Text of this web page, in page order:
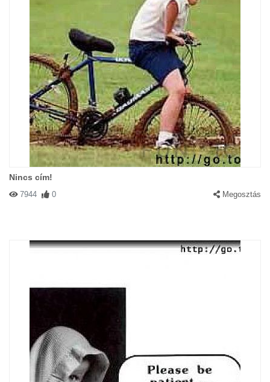
Nincs cím!
7944 0 Megosztás